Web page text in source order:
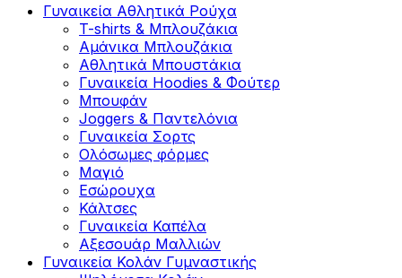
Γυναικεία Αθλητικά Ρούχα
T-shirts & Μπλουζάκια
Αμάνικα Μπλουζάκια
Aθλητικά Μπουστάκια
Γυναικεία Hoodies & Φούτερ
Μπουφάν
Joggers & Παντελόνια
Γυναικεία Σορτς
Ολόσωμες φόρμες
Μαγιό
Εσώρουχα
Κάλτσες
Γυναικεία Καπέλα
Αξεσουάρ Μαλλιών
Γυναικεία Κολάν Γυμναστικής